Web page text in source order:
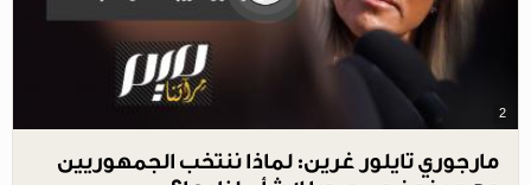
2
مارجوري تايلور غرين: لماذا ننتخب الجمهوريين